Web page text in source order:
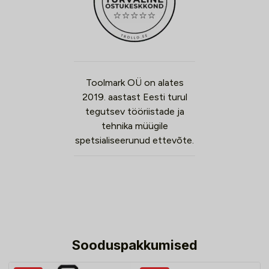
Toolmark OÜ on alates
2019. aastast Eesti turul
tegutsev tööriistade ja
tehnika müügile
spetsialiseerunud ettevõte.
Sooduspakkumised